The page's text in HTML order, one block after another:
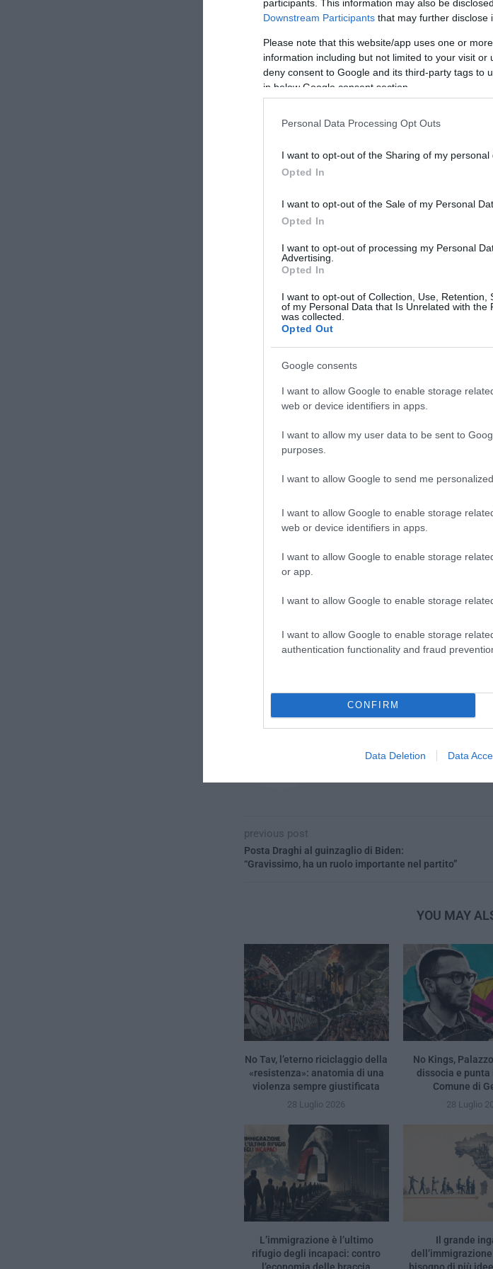
participants. This information may also be
Downstream Participants that may further disclose
Please note that this website/app uses one or
information including but not limited to your visit
deny consent to Google and its third-party tags to
in below Google consent section.
Personal Data Processing Opt Outs
I want to opt-out of the Sharing of my personal
Opted In
I want to opt-out of the Sale of my Personal
Opted In
I want to opt-out of processing my Personal
Advertising.
Opted In
I want to opt-out of Collection, Use, Retention,
of my Personal Data that Is Unrelated with the
was collected.
Opted Out
Google consents
I want to allow Google to enable storage
web or device identifiers in apps.
I want to allow my user data to be sent to
purposes.
I want to allow Google to send me
I want to allow Google to enable storage
web or device identifiers in apps.
I want to allow Google to enable storage
or app.
I want to allow Google to enable storage
I want to allow Google to enable storage
authentication functionality and fraud
CONFIRM
Data Deletion Data
Usa dicano una cosa e ne facciano un’altra su
dell’indipendenza di Taiwan”.
La tensione con gli Usa
Il coacervo di dichiarazioni contrastanti tra
interventi la Cina risponde con la preparazione agli
Cina su Taiwan, sempre tramite Yi, abbia ammesso
forze separatiste dell’indipendenza di Taiwan”, con
determinazione la sovranita’ e la sicurezza
previous post
Posta Draghi al guinzaglio di Biden:
“Gravissimo, ha un ruolo importante nel partito”
YOU MAY
No Tav, l’eterno riciclaggio della
«resistenza»: anatomia di una
violenza sempre giustificata
28 Luglio 2026
No Kings,
dissocia e punta
Comune di
28 Luglio
L’immigrazione è l’ultimo
rifugio degli incapaci: contro
l’economia delle braccia
Il grande
bisogno di più